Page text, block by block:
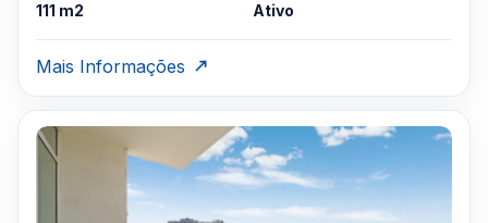
111 m2 Ativo
Mais Informações